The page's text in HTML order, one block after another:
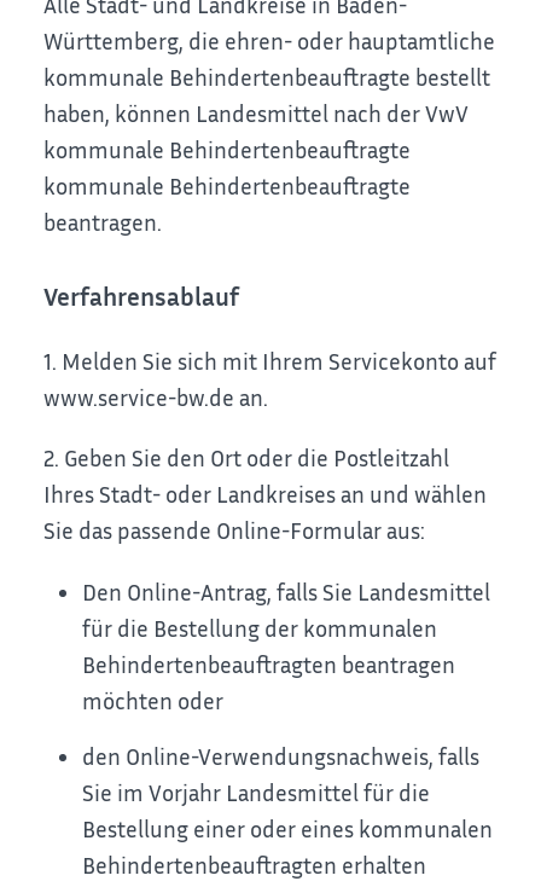
Württemberg, die ehren- oder hauptamtliche
kommunale Behindertenbeauftragte bestellt
haben, können Landesmittel nach derVwV
kommunale Behindertenbeauftragte
kommunale Behindertenbeauftragte
beantragen.
Verfahrensablauf
1. Melden Sie sich mit Ihrem Servicekonto auf
www.service-bw.de an.
2. Geben Sie den Ort oder die Postleitzahl
Ihres Stadt- oder Landkreises an und wählen
Sie das passende Online-Formular aus:
Den Online-Antrag, falls Sie Landesmittel
für die Bestellung der kommunalen
Behindertenbeauftragten beantragen
möchten oder
den Online-Verwendungsnachweis, falls
Sie im Vorjahr Landesmittel für die
Bestellung einer oder eines kommunalen
Behindertenbeauftragten erhalten